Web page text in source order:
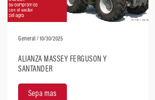
General / 10/30/2025
ALIANZA MASSEY FERGUSON Y
SANTANDER
Sepa mas